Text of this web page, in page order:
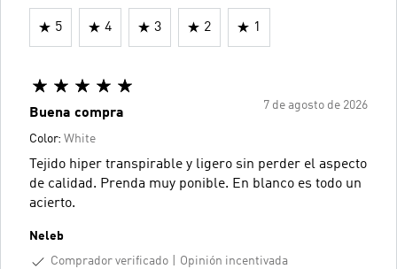
5 4 3 2 1
7 de agosto de 2026
Buena compra
Color: White
Tejido hiper transpirable y ligero sin perder el aspecto
de calidad. Prenda muy ponible. En blanco es todo un
acierto.
Neleb
Comprador verificado
Opinión incentivada